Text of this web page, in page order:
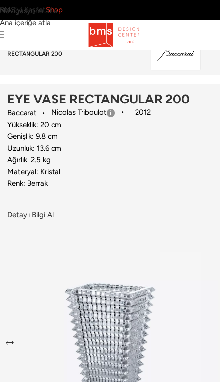
Navigasyona atla
Ana içeriğe atla
BMS’yi KeşfetShop
Baccarat› EYE VASE
RECTANGULAR 200
EYE VASE RECTANGULAR 200
Baccarat Nicolas Triboulot
2012
Yükseklik: 20 cm
Genişlik: 9.8 cm
Uzunluk: 13.6 cm
Ağırlık: 2.5 kg
Materyal: Kristal
Renk: Berrak
Detaylı Bilgi Al